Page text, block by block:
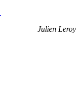
Julien Leroy